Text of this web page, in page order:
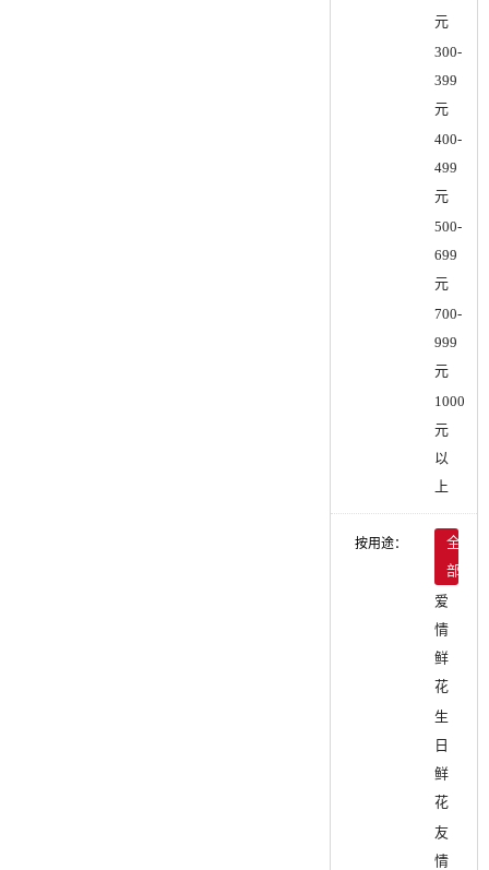
元
300-
399
元
400-
499
元
500-
699
元
700-
999
元
1000
元
以
上
按用途：
全
部
爱
情
鲜
花
生
日
鲜
花
友
情